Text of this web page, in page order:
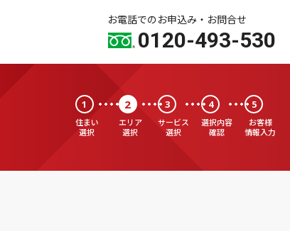
お電話でのお申込み・お問合せ
0120-493-530
1
住まい
選択
2
エリア
選択
3
サービス
選択
4
選択内容
確認
5
お客様
情報入力